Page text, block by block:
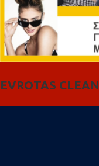
EVROTAS CLEAN